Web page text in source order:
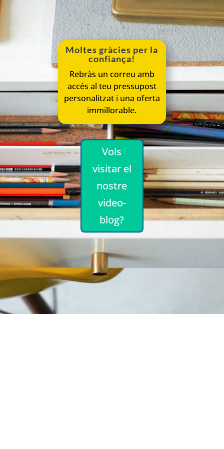
Moltes gràcies per la
confiança!
Rebràs un correu amb
accés al teu pressupost
personalitzat i una oferta
immillorable.
Vols
visitar el
nostre
video-
blog?